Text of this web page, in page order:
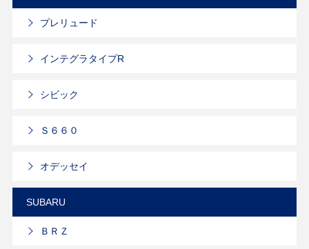
プレリュード
インテグラタイプR
シビック
Ｓ６６０
オデッセイ
SUBARU
ＢＲＺ